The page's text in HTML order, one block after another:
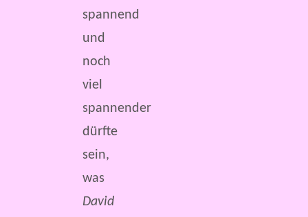
spannend
und
noch
viel
spannender
dürfte
sein,
was
David